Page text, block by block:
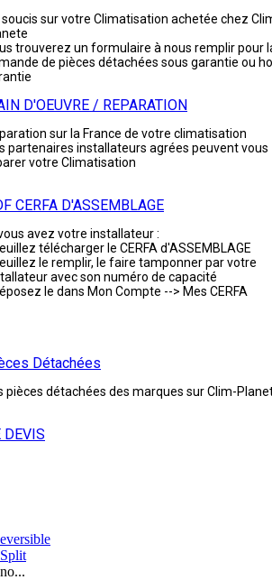
soucis sur votre Climatisation achetée chez
trouverez un formulaire à nous remplir pour
de pièces détachées sous garantie ou
D'OEUVRE / REPARATION
sur la France de votre climatisation
partenaires installateurs agrées peuvent vous
votre Climatisation
CERFA D'ASSEMBLAGE
avez votre installateur :
télécharger le CERFA d'ASSEMBLAGE
le remplir, le faire tamponner par votre
avec son numéro de capacité
le dans Mon Compte --> Mes CERFA
Détachées
pièces détachées des marques sur Clim-
DEVIS